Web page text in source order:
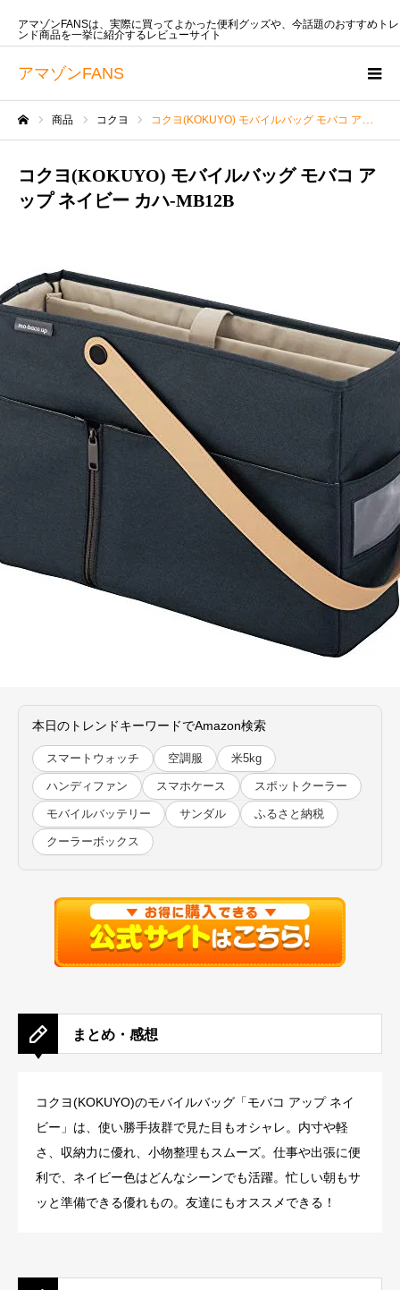
アマゾンFANS
アマゾンFANSは、実際に買ってよかった便利グッズや、今話題のおすすめトレ
ンド商品を一挙に紹介するレビューサイト
商品 コクヨ コクヨ(KOKUYO) モバイルバッグ モバコ アップ ネイビー カハ-MB12B
コクヨ(KOKUYO) モバイルバッグ モバコ ア
ップ ネイビー カハ-MB12B
本日のトレンドキーワードでAmazon検索
スマートウォッチ 空調服 米5kg
ハンディファン スマホケース スポットクーラー
モバイルバッテリー サンダル ふるさと納税
クーラーボックス
まとめ・感想
コクヨ(KOKUYO)のモバイルバッグ「モバコ アップ ネイ
ビー」は、使い勝手抜群で見た目もオシャレ。内寸や軽
さ、収納力に優れ、小物整理もスムーズ。仕事や出張に便
利で、ネイビー色はどんなシーンでも活躍。忙しい朝もサ
ッと準備できる優れもの。友達にもオススメできる！